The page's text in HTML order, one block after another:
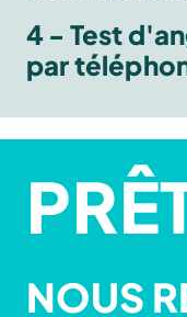
4 - Test
par
NOUS